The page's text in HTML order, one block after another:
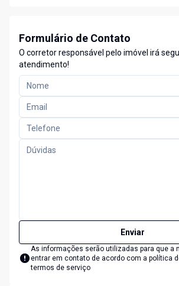
Formulário de Contato
O corretor responsável pelo imóvel irá
atendimento!
Enviar
As informações serão utilizadas para que a
entrar em contato de acordo com a política
termos de serviço